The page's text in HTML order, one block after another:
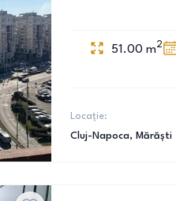
51.00 m2
Locație:
Cluj-Napoca, Mărăști